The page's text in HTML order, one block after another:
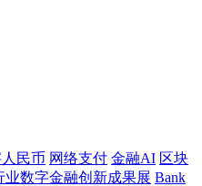
民币 网络支付 金融AI 区块
业数字金融创新成果展 Bank